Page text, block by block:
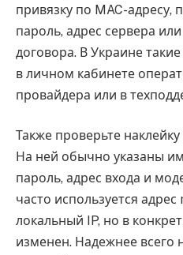
привязку по MAC-адресу,
пароль, адрес сервера
договора. В Украине
в личном кабинете
провайдера или в
Также проверьте
На ней обычно указаны
пароль, адрес входа и
часто используется
локальный IP, но в
изменен. Надежнее всего